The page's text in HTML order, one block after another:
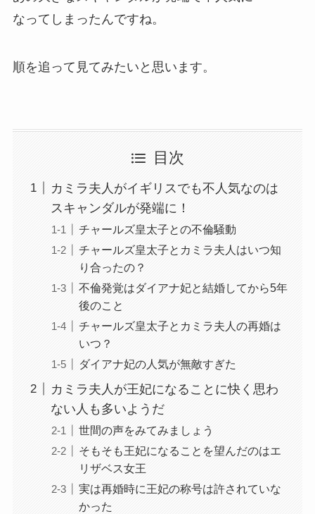
なってしまったんですね。
順を追って見てみたいと思います。
目次
カミラ夫人がイギリスでも不人気なのは
スキャンダルが発端に！
チャールズ皇太子との不倫騒動
チャールズ皇太子とカミラ夫人はいつ知
り合ったの？
不倫発覚はダイアナ妃と結婚してから5年
後のこと
チャールズ皇太子とカミラ夫人の再婚は
いつ？
ダイアナ妃の人気が無敵すぎた
カミラ夫人が王妃になることに快く思わ
ない人も多いようだ
世間の声をみてみましょう
そもそも王妃になることを望んだのはエ
リザベス女王
実は再婚時に王妃の称号は許されていな
かった